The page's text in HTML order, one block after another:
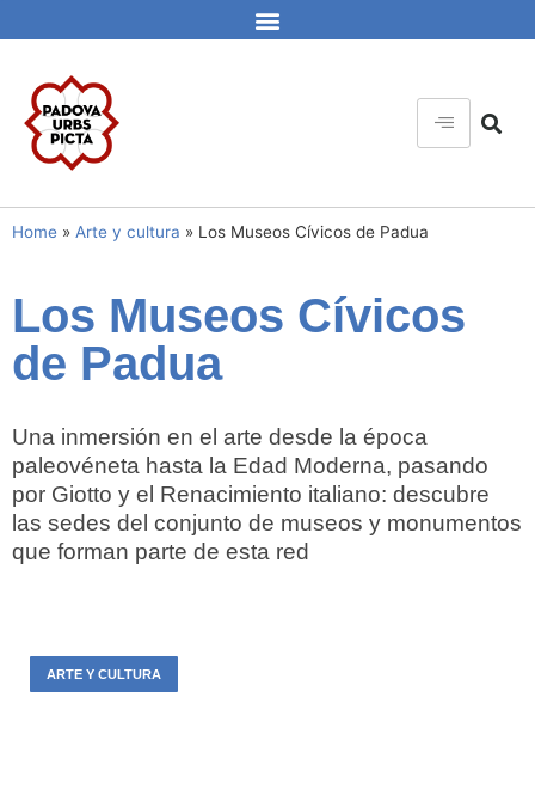
Home » Arte y cultura » Los Museos Cívicos de Padua
Los Museos Cívicos
de Padua
Una inmersión en el arte desde la época
paleovéneta hasta la Edad Moderna, pasando
por Giotto y el Renacimiento italiano: descubre
las sedes del conjunto de museos y monumentos
que forman parte de esta red
ARTE Y CULTURA